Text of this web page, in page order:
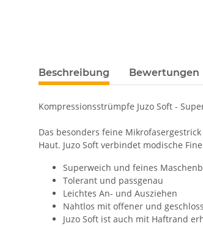
Beschreibung Bewertungen
Kompressionsstrümpfe Juzo Soft -
Das besonders feine
Haut. Juzo Soft verbindet modische
Superweich und feines
Tolerant und passgenau
Leichtes An- und Ausziehen
Nahtlos mit offener und
Juzo Soft ist auch mit Haftrand